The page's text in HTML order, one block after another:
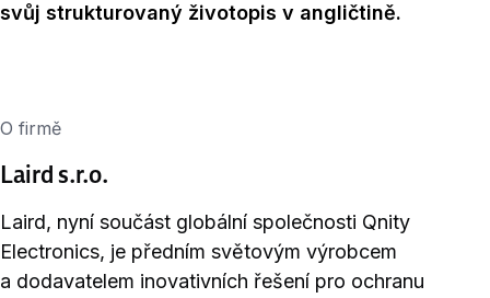
svůj strukturovaný životopis v angličtině.
O firmě
Laird s.r.o.
Laird, nyní součást globální společnosti Qnity
Electronics, je předním světovým výrobcem
a dodavatelem inovativních řešení pro ochranu